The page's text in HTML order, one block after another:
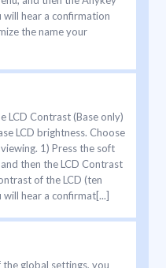
will hear a confirmation
the name your
LCD Contrast (Base only)
LCD brightness. Choose
1) Press the soft
then the LCD Contrast
of the LCD (ten
will hear a confirmat[...]
global settings, you